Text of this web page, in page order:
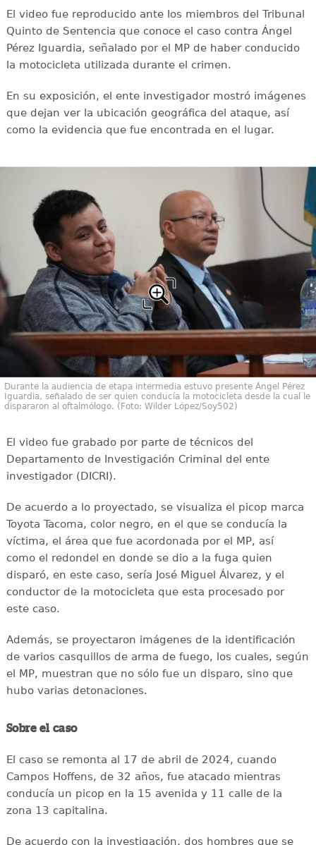
El video fue reproducido ante los miembros del Tribunal
Quinto de Sentencia que conoce el caso contra Ángel
Pérez Iguardia, señalado por el MP de haber conducido
la motocicleta utilizada durante el crimen.
En su exposición, el ente investigador mostró imágenes
que dejan ver la ubicación geográfica del ataque, así
como la evidencia que fue encontrada en el lugar.
Durante la audiencia de etapa intermedia estuvo presente Ángel Pérez
Iguardia, señalado de ser quien conducía la motocicleta desde la cual le
dispararon al oftalmólogo. (Foto: Wilder López/Soy502)
El video fue grabado por parte de técnicos del
Departamento de Investigación Criminal del ente
investigador (DICRI).
De acuerdo a lo proyectado, se visualiza el picop marca
Toyota Tacoma, color negro, en el que se conducía la
víctima, el área que fue acordonada por el MP, así
como el redondel en donde se dio a la fuga quien
disparó, en este caso, sería José Miguel Álvarez, y el
conductor de la motocicleta que esta procesado por
este caso.
Además, se proyectaron imágenes de la identificación
de varios casquillos de arma de fuego, los cuales, según
el MP, muestran que no sólo fue un disparo, sino que
hubo varias detonaciones.
Sobre el caso
El caso se remonta al 17 de abril de 2024, cuando
Campos Hoffens, de 32 años, fue atacado mientras
conducía un picop en la 15 avenida y 11 calle de la
zona 13 capitalina.
De acuerdo con la investigación, dos hombres que se